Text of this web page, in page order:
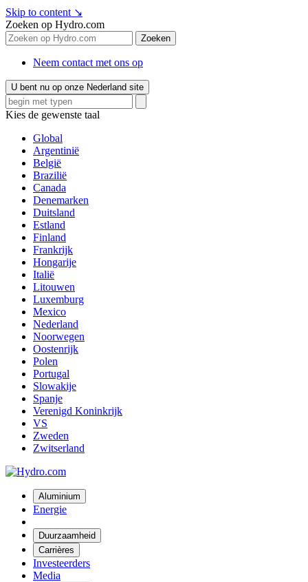
Skip to content ↘
Zoeken op Hydro.com
Zoeken
Neem contact met ons op
U bent nu op onze Nederland site
Kies de gewenste taal
Global
Argentinië
België
Brazilië
Canada
Denemarken
Duitsland
Estland
Finland
Frankrijk
Hongarije
Italië
Litouwen
Luxemburg
Mexico
Nederland
Noorwegen
Oostenrijk
Polen
Portugal
Slowakije
Spanje
Verenigd Koninkrijk
VS
Zweden
Zwitserland
Aluminium
Energie
Duurzaamheid
Carrières
Investeerders
Media